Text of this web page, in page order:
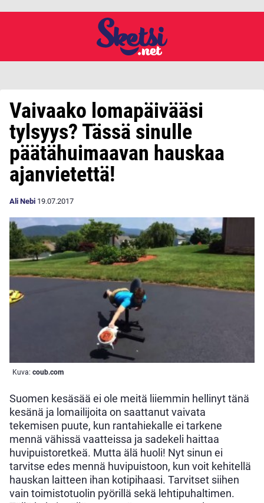
Vaivaako lomapäivääsi
tylsyys? Tässä sinulle
päätähuimaavan hauskaa
ajanvietettä!
Ali Nebi 19.07.2017
Kuva: coub.com
Suomen kesäsää ei ole meitä liiemmin hellinyt tänä
kesänä ja lomailijoita on saattanut vaivata
tekemisen puute, kun rantahiekalle ei tarkene
mennä vähissä vaatteissa ja sadekeli haittaa
huvipuistoretkeä. Mutta älä huoli! Nyt sinun ei
tarvitse edes mennä huvipuistoon, kun voit kehitellä
hauskan laitteen ihan kotipihaasi. Tarvitset siihen
vain toimistotuolin pyörillä sekä lehtipuhaltimen.